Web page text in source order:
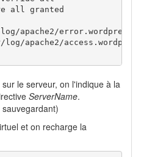
all granted
apache2/
log/apache2/
le serveur, on l'indique à la
ServerName.
et on recharge la